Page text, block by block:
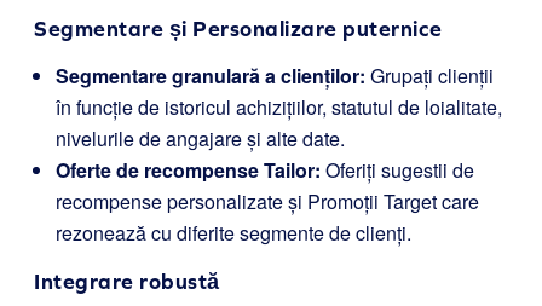
Segmentare și Personalizare puternice
Segmentare granulară a clienților: Grupați clienții
în funcție de istoricul achizițiilor, statutul de loialitate,
nivelurile de angajare și alte date.
Oferte de recompense Tailor: Oferiți sugestii de
recompense personalizate și Promoții Target care
rezonează cu diferite segmente de clienți.
Integrare robustă